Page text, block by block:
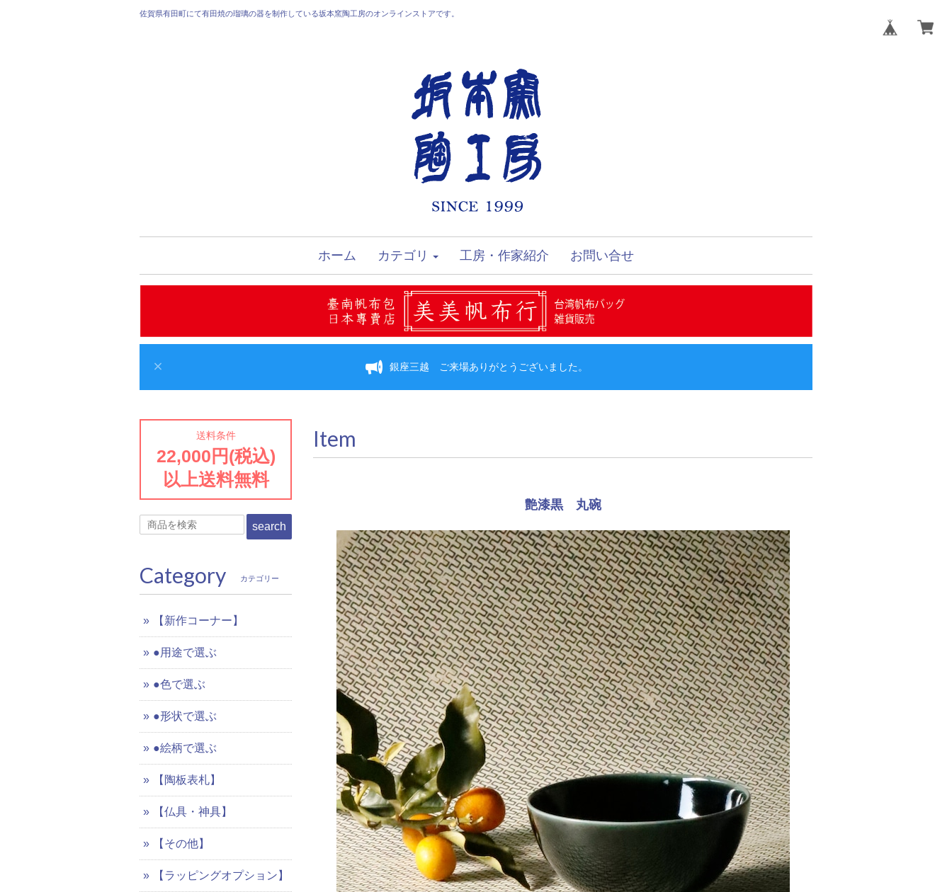
佐賀県有田町にて有田焼の瑠璃の器を制作している坂本窯陶工房のオンラインストアです。
ホーム カテゴリ 工房・作家紹介 お問い合せ
銀座三越 ご来場ありがとうございました。
Item
艶漆黒 丸碗
送料条件
22,000円(税込)
以上送料無料
search
Category カテゴリー
【新作コーナー】
●用途で選ぶ
●色で選ぶ
●形状で選ぶ
●絵柄で選ぶ
【陶板表札】
【仏具・神具】
【その他】
【ラッピングオプション】